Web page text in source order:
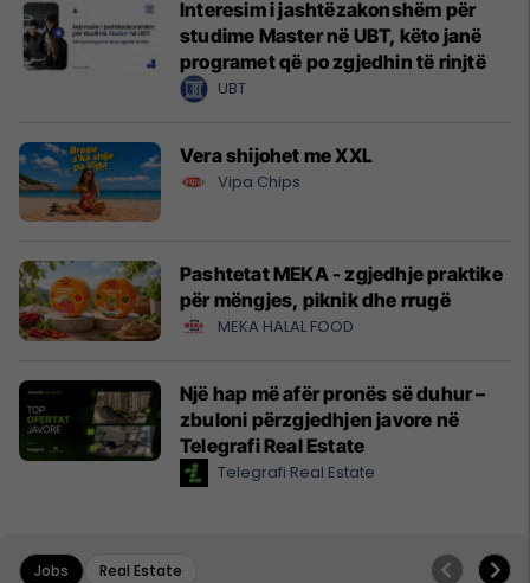
Interesim i jashtëzakonshëm për
studime Master në UBT, këto janë
programet që po zgjedhin të rinjtë
UBT
Vera shijohet me XXL
Vipa Chips
Pashtetat MEKA - zgjedhje praktike
për mëngjes, piknik dhe rrugë
MEKA HALAL FOOD
Një hap më afër pronës së duhur –
zbuloni përzgjedhjen javore në
Telegrafi Real Estate
Telegrafi Real Estate
Jobs Real Estate